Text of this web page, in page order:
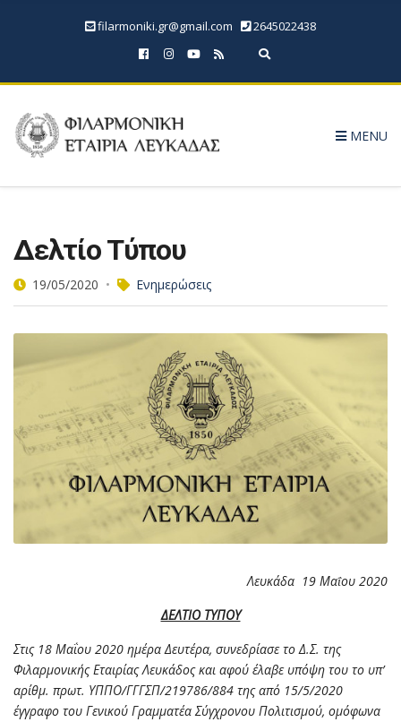
filarmoniki.gr@gmail.com
2645022438
Expand search form
MENU
Δελτίο Τύπου
19/05/2020 Ενημερώσεις
Λευκάδα 19 Μαΐου 2020
ΔΕΛΤΙΟ ΤΥΠΟΥ
Στις 18 Μαΐου 2020 ημέρα Δευτέρα, συνεδρίασε το Δ.Σ. της
Φιλαρμονικής Εταιρίας Λευκάδος και αφού έλαβε υπόψη του το υπ’
αρίθμ. πρωτ. ΥΠΠΟ/ΓΓΓΣΠ/219786/884 της από 15/5/2020
έγγραφο του Γενικού Γραμματέα Σύγχρονου Πολιτισμού, ομόφωνα